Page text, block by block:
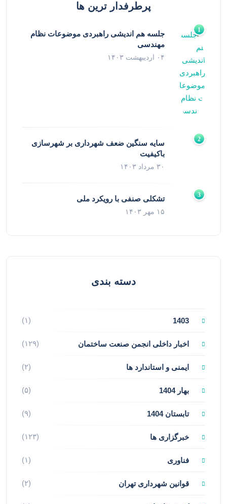
پرطرفدار ترین ها
جلسه هم اندیشی راهبردی موضوعات نظام
مهندسی
۰۴ اردیبهشت ۱۴۰۳
سایه سنگین ضعف شهرداری بر شهرسازی
باکیفیت
۳۰ مرداد ۱۴۰۳
تشکلی صنفی با رویکرد ملی
۱۵ مهر ۱۴۰۳
دسته بندی
1403 (۱)
اخبار داخلی انجمن صنعت ساختمان (۱۲۹)
ایمنی و استاندارد ها (۲)
بهار 1404 (۵)
تابستان 1404 (۹)
خبرگزاری ها (۱۲۳)
فناوری (۱)
قوانین شهرداری تهران (۲)